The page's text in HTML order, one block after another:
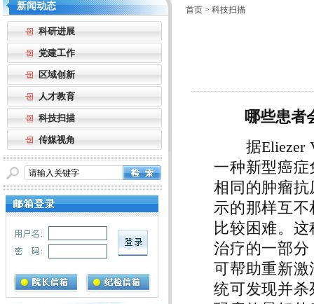
新闻动态
科研进展
党建工作
区域创新
人才教育
科技扫描
传媒视角
首页 > 科技扫描
哪些患者
据Eliezer
一种新型癌
相同的肿瘤
示的那样互
比较困难。
治疗的一部
可帮助重新
统可发现并